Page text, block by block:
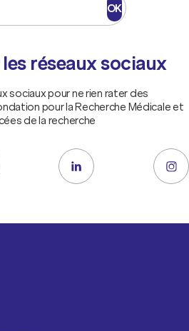
OK
réseaux sociaux
sociaux pour ne rien rater des
pour la Recherche Médicale et
de la recherche